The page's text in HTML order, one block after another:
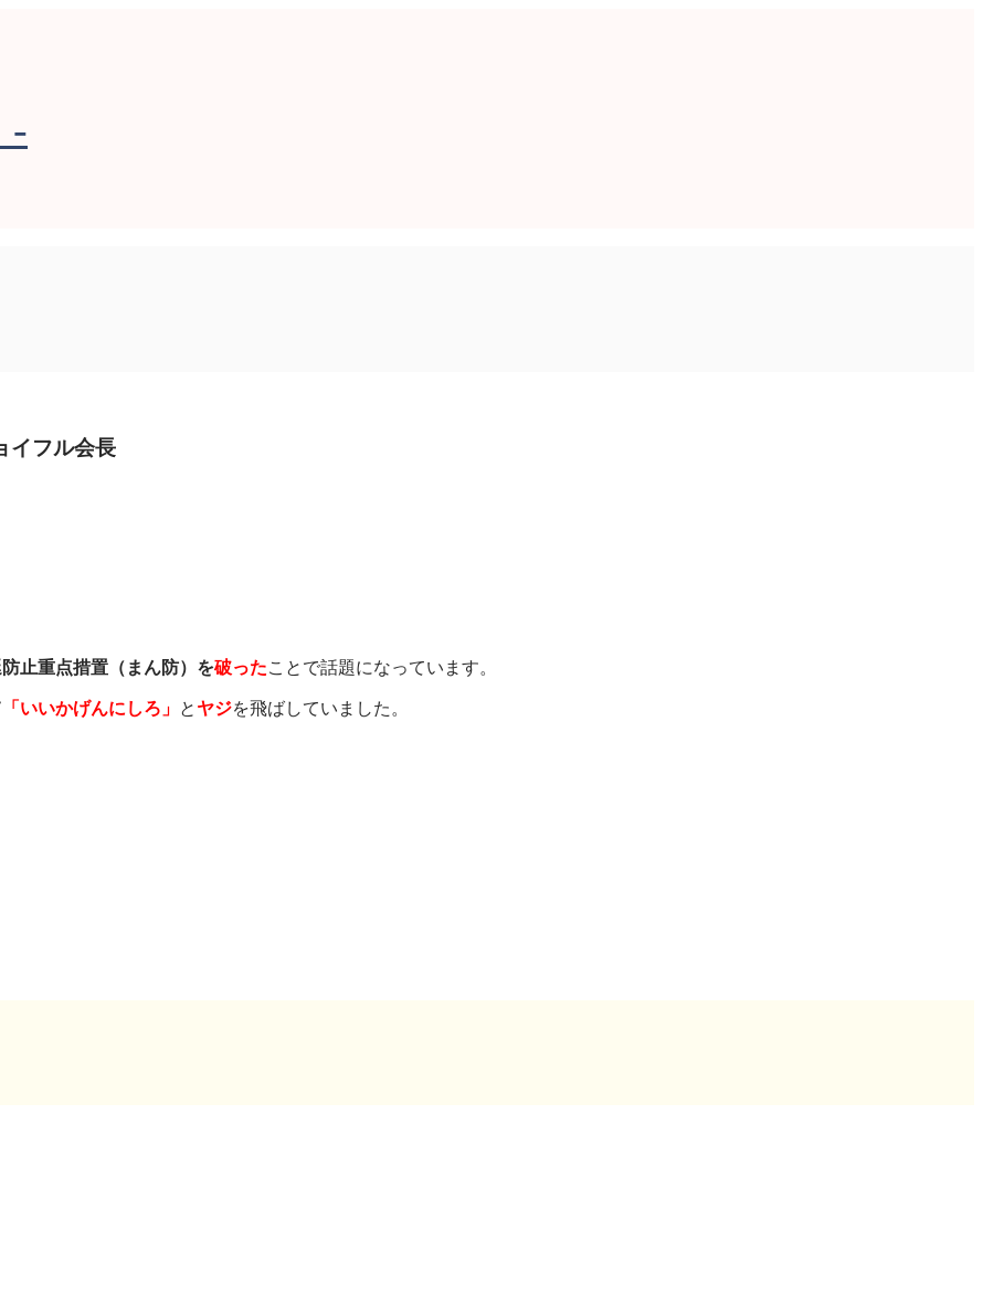
-
イフル会長
防止重点措置（まん防）を破ったことで話題になっています。
「いいかげんにしろ」 と ヤジを飛ばしていました。